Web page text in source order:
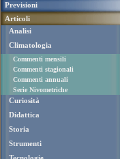
Previsioni
Articoli
Analisi
Climatologia
Commenti mensili
Commenti stagionali
Commenti annuali
Serie Nivometriche
Curiosità
Didattica
Storia
Strumenti